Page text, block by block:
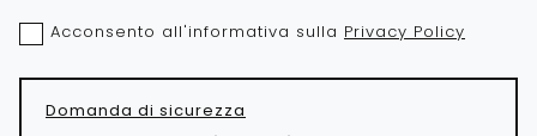
Acconsento all'informativa sulla Privacy Policy
Domanda di sicurezza